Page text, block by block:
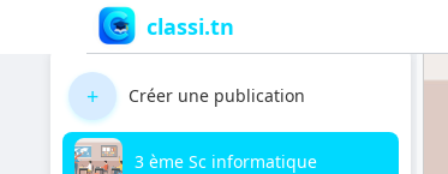
classi.tn
+ Créer une publication
3 ème Sc informatique